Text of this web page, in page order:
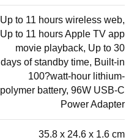
Up to 11 hours wireless web,
Up to 11 hours Apple TV app
movie playback, Up to 30
days of standby time, Built-in
100?watt-hour lithium-
polymer battery, 96W USB-C
Power Adapter
35.8 x 24.6 x 1.6 cm